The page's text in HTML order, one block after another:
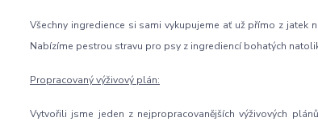
Všechny ingredience si sami vykupujeme ať už přímo z
Nabízíme pestrou stravu pro psy z ingrediencí bohatých
Propracovaný výživový plán:
Vytvořili jsme jeden z nejpropracovanějších výživových